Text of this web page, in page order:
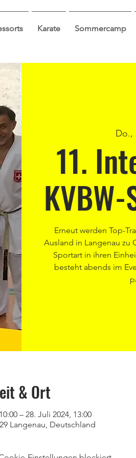
Karate Sommercamp
Do.,
11.
Erneut werden Top-
Ausland in Langenau zu
Sportart in ihren
besteht abends im
& Ort
– 28. Juli 2024, 13:00
Langenau, Deutschland